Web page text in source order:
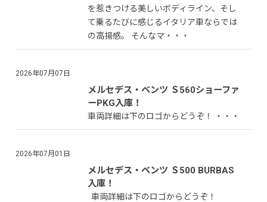
を惹きつける美しいボディライン、そし
て乗るたびに感じるイタリア車ならでは
の高揚感。 そんなマ・・・
メルセデス・ベンツ Ｓ560ショーファ
ーPKG入庫！
車両詳細は下のロゴからどうぞ！ ・・・
2026年07月07日
メルセデス・ベンツ Ｓ500 BURBAS
入庫！
車両詳細は下のロゴからどうぞ！
2026年07月01日